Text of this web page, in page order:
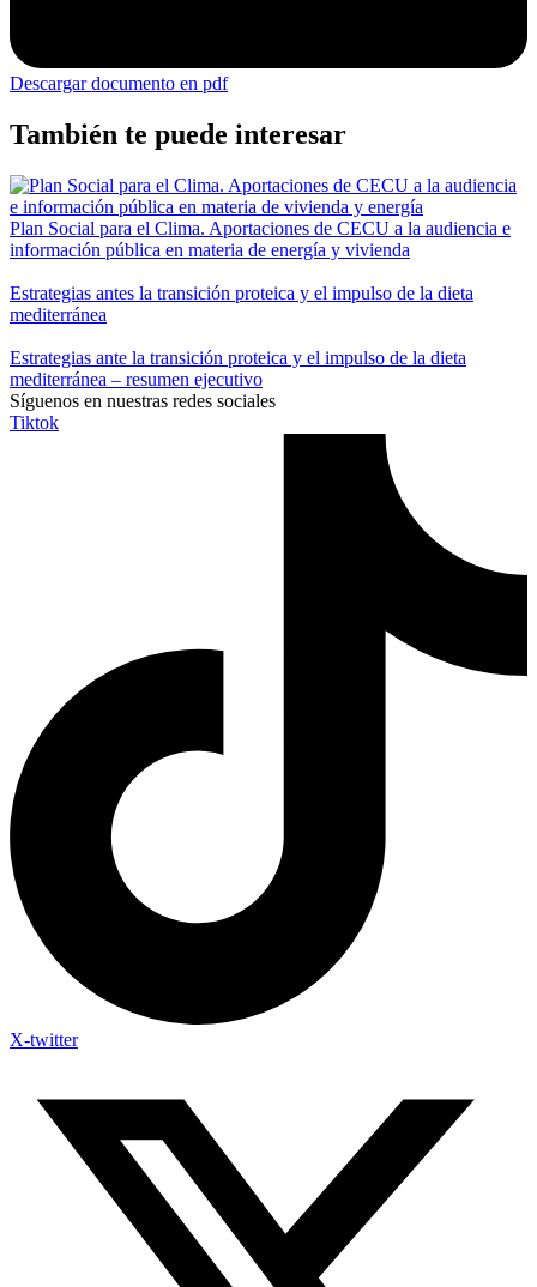
Descargar documento en pdf
También te puede interesar
Plan Social para el Clima. Aportaciones de CECU a la audiencia e
información pública en materia de energía y vivienda
Estrategias antes la transición proteica y el impulso de la dieta
mediterránea
Estrategias ante la transición proteica y el impulso de la dieta
mediterránea – resumen ejecutivo
Síguenos en nuestras redes sociales
Tiktok
X-twitter